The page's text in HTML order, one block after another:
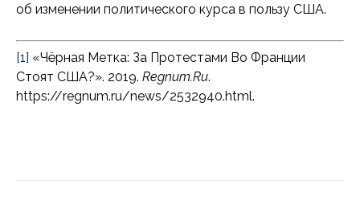
об изменении политического курса в пользу США.
[1] «Чёрная Метка: За Протестами Во Франции
Стоят США?». 2019. Regnum.Ru.
https://regnum.ru/news/2532940.html.